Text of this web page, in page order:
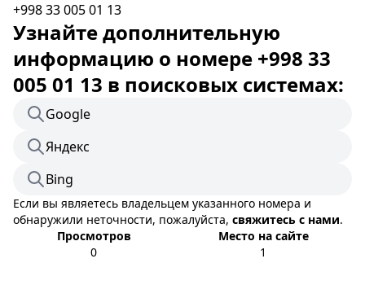
+998 33 005 01 13
Узнайте дополнительную
информацию о номере +998 33
005 01 13 в поисковых системах:
Google
Яндекс
Bing
Если вы являетесь владельцем указанного номера и
обнаружили неточности, пожалуйста, свяжитесь с нами.
Просмотров
0
Место на сайте
1